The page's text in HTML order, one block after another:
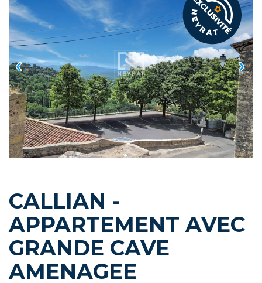
CALLIAN -
APPARTEMENT AVEC
GRANDE CAVE
AMENAGEE